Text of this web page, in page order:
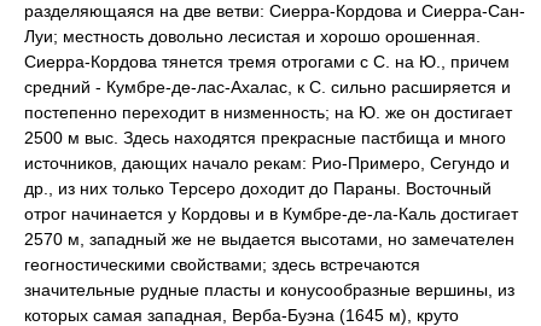
разделяющаяся на две ветви: Сиерра-Кордова и Сиерра-Сан-
Луи; местность довольно лесистая и хорошо орошенная.
Сиерра-Кордова тянется тремя отрогами с С. на Ю., причем
средний - Кумбре-де-лас-Ахалас, к С. сильно расширяется и
постепенно переходит в низменность; на Ю. же он достигает
2500 м выс. Здесь находятся прекрасные пастбища и много
источников, дающих начало рекам: Рио-Примеро, Сегундо и
др., из них только Терсеро доходит до Параны. Восточный
отрог начинается у Кордовы и в Кумбре-де-ла-Каль достигает
2570 м, западный же не выдается высотами, но замечателен
геогностическими свойствами; здесь встречаются
значительные рудные пласты и конусообразные вершины, из
которых самая западная, Верба-Буэна (1645 м), круто